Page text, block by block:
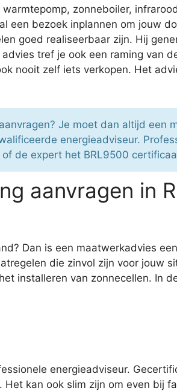
zonneboiler,
een bezoek inplannen om jouw
goed realiseerbaar zijn. Hij
tref je ook een raming van
nooit zelf iets verkopen. Het
Je moet dan altijd een
energieadviseur.
de expert het BRL9500
aanvragen in
Dan is een maatwerkadvies
die zinvol zijn voor jouw
installeren van zonnecellen. In
energieadviseur.
kan ook slim zijn om even bij